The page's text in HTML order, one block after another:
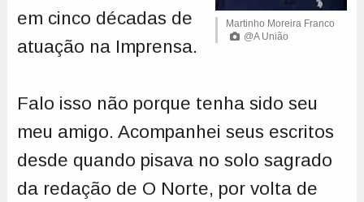
Martinho Moreira Franco
@A União
em cinco décadas de
atuação na Imprensa.
Falo isso não porque tenha sido seu
meu amigo. Acompanhei seus escritos
desde quando pisava no solo sagrado
da redação de O Norte, por volta de